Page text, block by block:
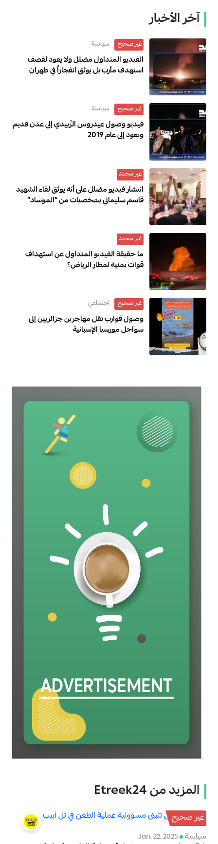
آخر الأخبار
غير صحيح سياسة
الفيديو المتداول مضلل ولا يعود لقصف
استهدف مأرب بل يوثق انفجاراً في طهران
غير صحيح سياسة
فيديو وصول عيدروس الزُبيدي إلى عدن قديم
ويعود إلى عام 2019
غير محدد
انتشار فيديو مضلل على أنه يوثق لقاء الشهيد
قاسم سليماني بشخصيات من “الموساد”
غير محدد
ما حقيقة الفيديو المتداول عن استهداف
قوات يمنية لمطار الرياض؟
غير صحيح اجتماعي
وصول قوارب تقل مهاجرين جزائريين إلى
سواحل مورسيا الإسبانية
المزيد من Etreek24
غير صحيح
سياسة
Jan. 22, 2025